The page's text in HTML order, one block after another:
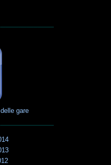
gare